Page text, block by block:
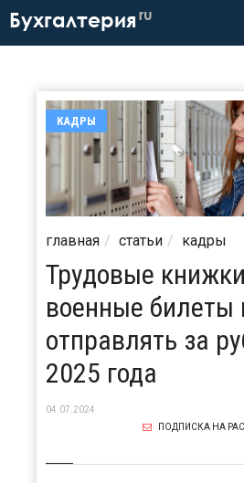
Бухгалтерия ru
КАДРЫ
главная статьи кадры
Трудовые
военные
отправлять за
2025 года
04.07.2024
ПОДПИСКА НА